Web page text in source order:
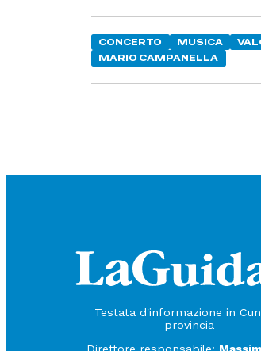
CONCERTO MUSICA
MARIO CAMPANELLA
Testata d'informazione in
provincia